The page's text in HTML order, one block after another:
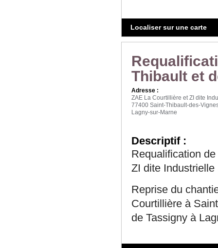
Localiser sur une carte
Thibault et
Adresse :
ZAE La Courtillière et ZI dite
77400 Saint-Thibault-des-
Lagny-sur-Marne
Descriptif :
Requalification
ZI dite
Reprise du
Courtillière à
de Tassigny à